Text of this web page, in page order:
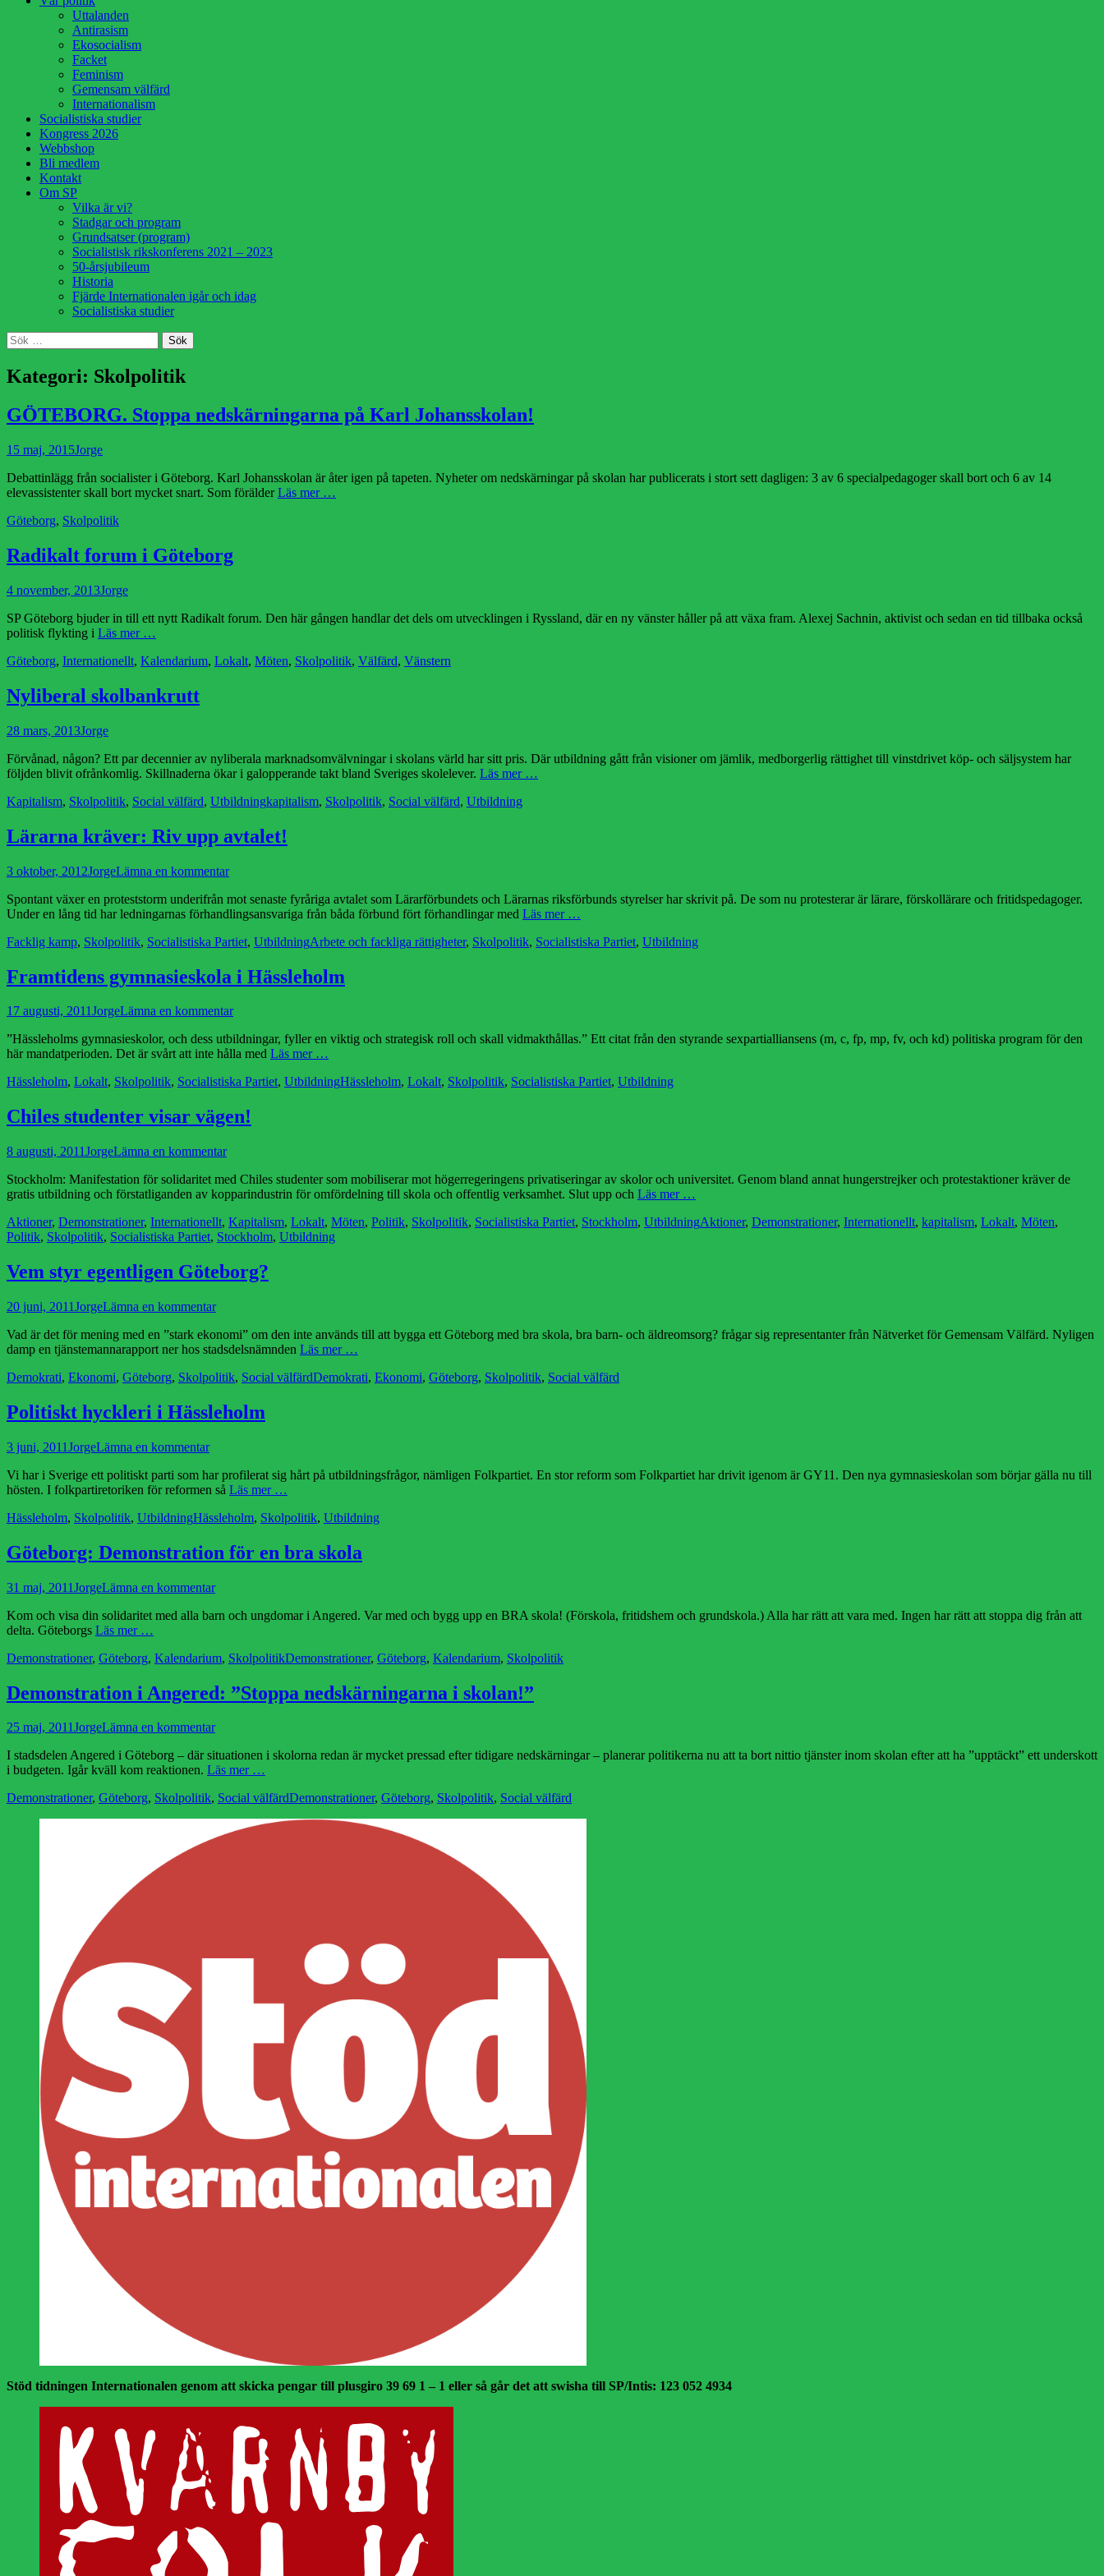
Uttalanden
Antirasism
Ekosocialism
Facket
Feminism
Gemensam välfärd
Internationalism
Socialistiska studier
Kongress 2026
Webbshop
Bli medlem
Kontakt
Om SP
Vilka är vi?
Stadgar och program
Grundsatser (program)
Socialistisk rikskonferens 2021 – 2023
50-årsjubileum
Historia
Fjärde Internationalen igår och idag
Socialistiska studier
Sök
Sök
efter:
Kategori: Skolpolitik
GÖTEBORG. Stoppa nedskärningarna på Karl Johansskolan!
Publicerad
15 maj, 2015Författare
Jorge
Debattinlägg från socialister i Göteborg. Karl Johansskolan är åter igen på tapeten. Nyheter om nedskärningar på skolan har publicerats i stort sett dagligen: 3 av 6 specialpedagoger skall bort och 6 av 14
elevassistenter skall bort mycket snart. Som förälderLäs mer …
Kategorier
Göteborg, Skolpolitik
Radikalt forum i Göteborg
Publicerad
4 november, 2013Författare
Jorge
SP Göteborg bjuder in till ett nytt Radikalt forum. Den här gången handlar det dels om utvecklingen i Ryssland, där en ny vänster håller på att växa fram. Alexej Sachnin, aktivist och sedan en tid tillbaka också
politisk flykting i Läs mer …
Kategorier
Göteborg, Internationellt, Kalendarium, Lokalt, Möten, Skolpolitik, Välfärd, Vänstern
Nyliberal skolbankrutt
Publicerad
28 mars, 2013Författare
Jorge
Förvånad, någon? Ett par decennier av nyliberala marknadsomvälvningar i skolans värld har sitt pris. Där utbildning gått från visioner om jämlik, medborgerlig rättighet till vinstdrivet köp- och säljsystem har
följden blivit ofrånkomlig. Skillnaderna ökar i galopperande takt bland Sveriges skolelever. Läs mer …
Kategorier
Kapitalism, Skolpolitik, Social välfärd, UtbildningEtiketter
kapitalism, Skolpolitik, Social välfärd, Utbildning
Lärarna kräver: Riv upp avtalet!
Publicerad
3 oktober, 2012Författare
JorgeLämna en kommentar
Spontant växer en proteststorm underifrån mot senaste fyråriga avtalet som Lärarförbundets och Lärarnas riksförbunds styrelser har skrivit på. De som nu protesterar är lärare, förskollärare och fritidspedagoger.
Under en lång tid har ledningarnas förhandlingsansvariga från båda förbund fört förhandlingar med Läs mer …
Kategorier
Facklig kamp, Skolpolitik, Socialistiska Partiet, UtbildningEtiketter
Arbete och fackliga rättigheter, Skolpolitik, Socialistiska Partiet, Utbildning
Framtidens gymnasieskola i Hässleholm
Publicerad
17 augusti, 2011Författare
JorgeLämna en kommentar
”Hässleholms gymnasieskolor, och dess utbildningar, fyller en viktig och strategisk roll och skall vidmakthållas.” Ett citat från den styrande sexpartialliansens (m, c, fp, mp, fv, och kd) politiska program för den
här mandatperioden. Det är svårt att inte hålla med Läs mer …
Kategorier
Hässleholm, Lokalt, Skolpolitik, Socialistiska Partiet, UtbildningEtiketter
Hässleholm, Lokalt, Skolpolitik, Socialistiska Partiet, Utbildning
Chiles studenter visar vägen!
Publicerad
8 augusti, 2011 Författare
JorgeLämna en kommentar
Stockholm: Manifestation för solidaritet med Chiles studenter som mobiliserar mot högerregeringens privatiseringar av skolor och universitet. Genom bland annat hungerstrejker och protestaktioner kräver de
gratis utbildning och förstatliganden av kopparindustrin för omfördelning till skola och offentlig verksamhet. Slut upp och Läs mer …
Kategorier
Aktioner, Demonstrationer, Internationellt, Kapitalism, Lokalt, Möten, Politik, Skolpolitik, Socialistiska Partiet, Stockholm, UtbildningEtiketter
Aktioner, Demonstrationer, Internationellt, kapitalism, Lokalt, Möten,
Politik, Skolpolitik, Socialistiska Partiet, Stockholm, Utbildning
Vem styr egentligen Göteborg?
Publicerad
20 juni, 2011 Författare
JorgeLämna en kommentar
Vad är det för mening med en ”stark ekonomi” om den inte används till att bygga ett Göteborg med bra skola, bra barn- och äldreomsorg? frågar sig representanter från Nätverket för Gemensam Välfärd. Nyligen
damp en tjänstemannarapport ner hos stadsdelsnämnden Läs mer …
Kategorier
Demokrati, Ekonomi, Göteborg, Skolpolitik, Social välfärdEtiketter
Demokrati, Ekonomi, Göteborg, Skolpolitik, Social välfärd
Politiskt hyckleri i Hässleholm
Publicerad
3 juni, 2011 Författare
JorgeLämna en kommentar
Vi har i Sverige ett politiskt parti som har profilerat sig hårt på utbildningsfrågor, nämligen Folkpartiet. En stor reform som Folkpartiet har drivit igenom är GY11. Den nya gymnasieskolan som börjar gälla nu till
hösten. I folkpartiretoriken för reformen så Läs mer …
Kategorier
Hässleholm, Skolpolitik, UtbildningEtiketter
Hässleholm, Skolpolitik, Utbildning
Göteborg: Demonstration för en bra skola
Publicerad
31 maj, 2011 Författare
JorgeLämna en kommentar
Kom och visa din solidaritet med alla barn och ungdomar i Angered. Var med och bygg upp en BRA skola! (Förskola, fritidshem och grundskola.) Alla har rätt att vara med. Ingen har rätt att stoppa dig från att
delta. Göteborgs Läs mer …
Kategorier
Demonstrationer, Göteborg, Kalendarium, SkolpolitikEtiketter
Demonstrationer, Göteborg, Kalendarium, Skolpolitik
Demonstration i Angered: ”Stoppa nedskärningarna i skolan!”
Publicerad
25 maj, 2011Författare
JorgeLämna en kommentar
I stadsdelen Angered i Göteborg – där situationen i skolorna redan är mycket pressad efter tidigare nedskärningar – planerar politikerna nu att ta bort nittio tjänster inom skolan efter att ha ”upptäckt” ett underskott
i budgeten. Igår kväll kom reaktionen. Läs mer …
Kategorier
Demonstrationer, Göteborg, Skolpolitik, Social välfärdEtiketter
Demonstrationer, Göteborg, Skolpolitik, Social välfärd
Stöd tidningen Internationalen genom att skicka pengar till plusgiro 39 69 1 – 1 eller så går det att swisha till SP/Intis: 123 052 4934